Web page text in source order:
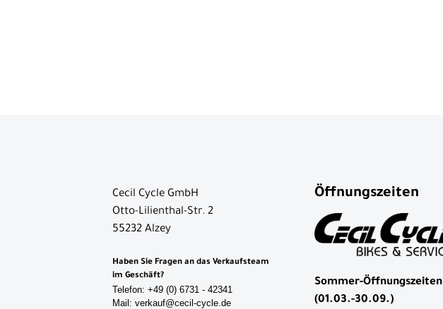
Cecil Cycle GmbH
Otto-Lilienthal-Str. 2
55232 Alzey
Haben Sie Fragen an das Verkaufsteam
im Geschäft?
Telefon: +49 (0) 6731 - 42341
Mail: verkauf@cecil-cycle.de
Öffnungszeiten
Sommer-Öffnungszeiten
(01.03.-30.09.)